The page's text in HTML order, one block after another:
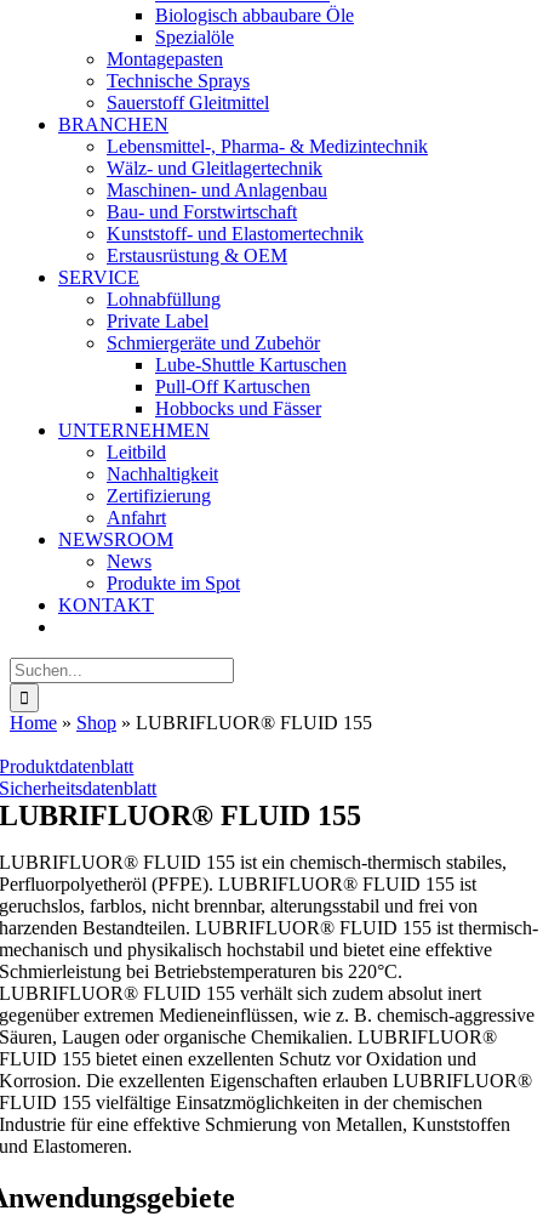
Biologisch abbaubare Öle
Spezialöle
Montagepasten
Technische Sprays
Sauerstoff Gleitmittel
BRANCHEN
Lebensmittel-, Pharma- & Medizintechnik
Wälz- und Gleitlagertechnik
Maschinen- und Anlagenbau
Bau- und Forstwirtschaft
Kunststoff- und Elastomertechnik
Erstausrüstung & OEM
SERVICE
Lohnabfüllung
Private Label
Schmiergeräte und Zubehör
Lube-Shuttle Kartuschen
Pull-Off Kartuschen
Hobbocks und Fässer
UNTERNEHMEN
Leitbild
Nachhaltigkeit
Zertifizierung
Anfahrt
NEWSROOM
News
Produkte im Spot
KONTAKT
Suche
nach:
Home » Shop » LUBRIFLUOR® FLUID 155
Produktdatenblatt
Sicherheitsdatenblatt
LUBRIFLUOR® FLUID 155
LUBRIFLUOR® FLUID 155 ist ein chemisch-thermisch stabiles,
Perfluorpolyetheröl (PFPE). LUBRIFLUOR® FLUID 155 ist
geruchslos, farblos, nicht brennbar, alterungsstabil und frei von
harzenden Bestandteilen. LUBRIFLUOR® FLUID 155 ist thermisch-
mechanisch und physikalisch hochstabil und bietet eine effektive
Schmierleistung bei Betriebstemperaturen bis 220°C.
LUBRIFLUOR® FLUID 155 verhält sich zudem absolut inert
gegenüber extremen Medieneinflüssen, wie z. B. chemisch-aggressive
Säuren, Laugen oder organische Chemikalien. LUBRIFLUOR®
FLUID 155 bietet einen exzellenten Schutz vor Oxidation und
Korrosion. Die exzellenten Eigenschaften erlauben LUBRIFLUOR®
FLUID 155 vielfältige Einsatzmöglichkeiten in der chemischen
Industrie für eine effektive Schmierung von Metallen, Kunststoffen
und Elastomeren.